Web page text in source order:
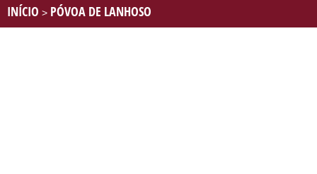
INÍCIO > PÓVOA DE LANHOSO